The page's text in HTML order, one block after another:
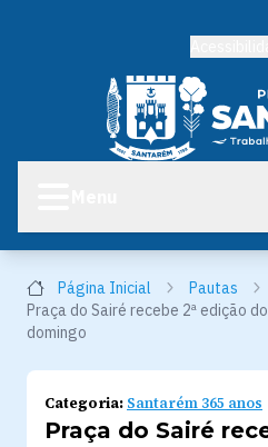
Página Inicial
Pautas
Praça do Sairé recebe 2ª edição
domingo
Categoria: Santarém 365 anos
Praça do Sairé